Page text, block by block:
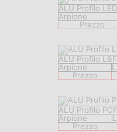
ALU Profilo
Arpione
Prezzo
ALU Profilo LBF
Arpione
Prezzo
ALU Profilo PCF
Arpione
Prezzo